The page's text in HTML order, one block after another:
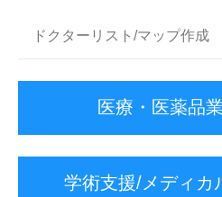
ドクターリスト/マップ作成
医療・医薬品
学術支援/メディカ